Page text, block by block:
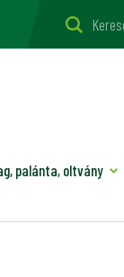
palánta, oltvány